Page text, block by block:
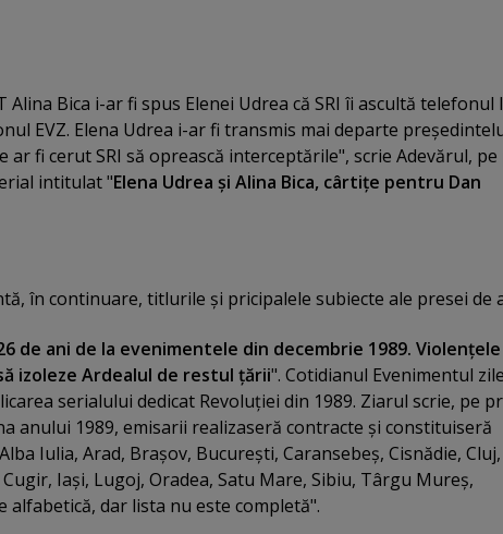
Alina Bica i-ar fi spus Elenei Udrea că SRI îi ascultă telefonul
EVZ. Elena Udrea i-ar fi transmis mai departe
ar fi cerut SRI să oprească interceptările", scrie Adevărul,
intitulat "Elena Udrea şi Alina Bica, cârtiţe pentru Dan
în continuare, titlurile şi pricipalele subiecte ale presei de
de ani de la evenimentele din decembrie 1989. Violenţele
izoleze Ardealul de restul ţării". Cotidianul Evenimentul
serialului dedicat Revoluţiei din 1989. Ziarul scrie, pe
anului 1989, emisarii realizaseră contracte şi constituiseră
Iulia, Arad, Braşov, Bucureşti, Caransebeş, Cisnădie, Cluj,
Iaşi, Lugoj, Oradea, Satu Mare, Sibiu, Târgu Mureş,
alfabetică, dar lista nu este completă".